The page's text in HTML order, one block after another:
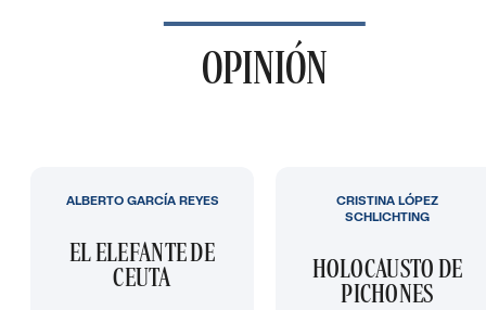
OPINIÓN
EL ELEFANTE DE
CEUTA
ALBERTO GARCÍA REYES
HOLOCAUSTO DE
PICHONES
CRISTINA LÓPEZ
SCHLICHTING